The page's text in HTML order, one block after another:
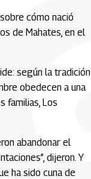
cómo nació
de Mahates, en el
según la tradición
obedecen a una
familias, Los
abandonar el
dijeron. Y
ha sido cuna de